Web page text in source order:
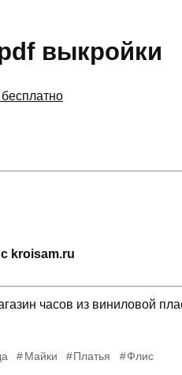
выкройки
kroisam.ru
часов из виниловой
Майки Платья Флис